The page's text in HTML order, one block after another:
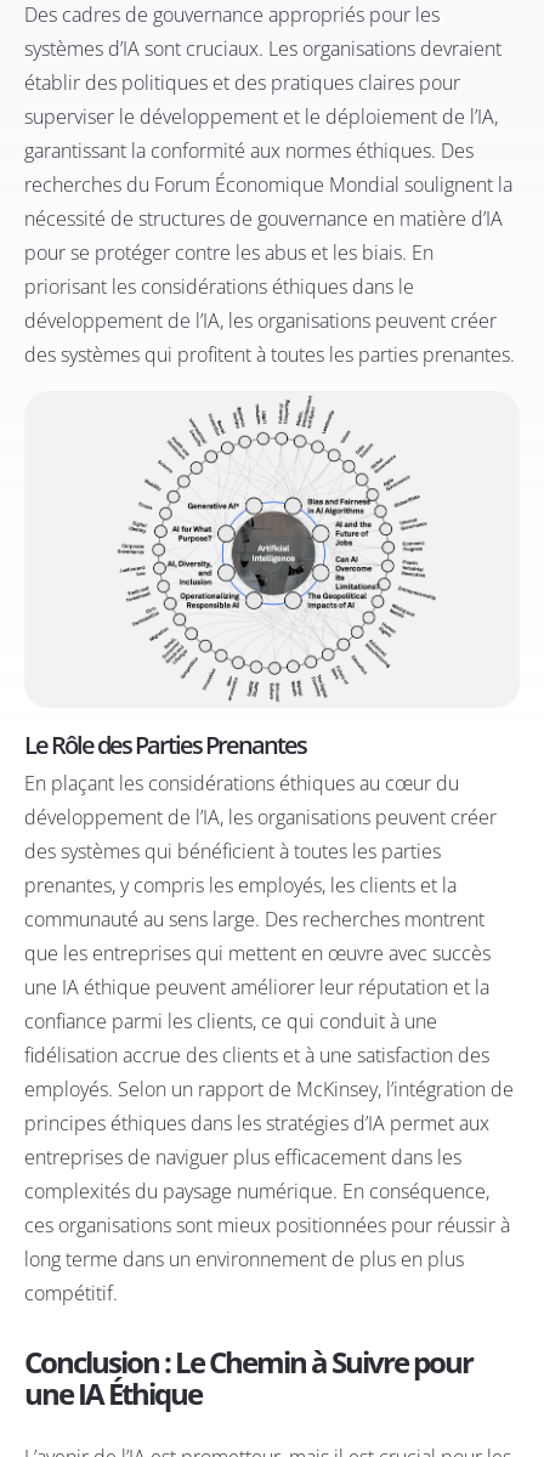
Des cadres de gouvernance appropriés pour les
systèmes d’IA sont cruciaux. Les organisations devraient
établir des politiques et des pratiques claires pour
superviser le développement et le déploiement de l’IA,
garantissant la conformité aux normes éthiques. Des
recherches du Forum Économique Mondial soulignent la
nécessité de structures de gouvernance en matière d’IA
pour se protéger contre les abus et les biais. En
priorisant les considérations éthiques dans le
développement de l’IA, les organisations peuvent créer
des systèmes qui profitent à toutes les parties prenantes.
Le Rôle des Parties Prenantes
En plaçant les considérations éthiques au cœur du
développement de l’IA, les organisations peuvent créer
des systèmes qui bénéficient à toutes les parties
prenantes, y compris les employés, les clients et la
communauté au sens large. Des recherches montrent
que les entreprises qui mettent en œuvre avec succès
une IA éthique peuvent améliorer leur réputation et la
confiance parmi les clients, ce qui conduit à une
fidélisation accrue des clients et à une satisfaction des
employés. Selon un rapport de McKinsey, l’intégration de
principes éthiques dans les stratégies d’IA permet aux
entreprises de naviguer plus efficacement dans les
complexités du paysage numérique. En conséquence,
ces organisations sont mieux positionnées pour réussir à
long terme dans un environnement de plus en plus
compétitif.
Conclusion : Le Chemin à Suivre pour
une IA Éthique